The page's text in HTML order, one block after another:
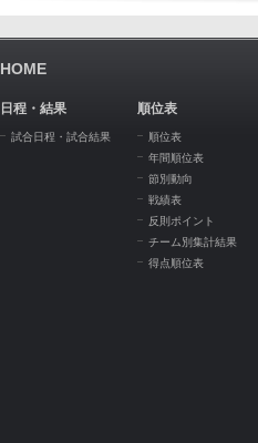
HOME
日程・結果
試合日程・試合結果
順位表
順位表
年間順位表
節別動向
戦績表
反則ポイント
チーム別集計結果
得点順位表